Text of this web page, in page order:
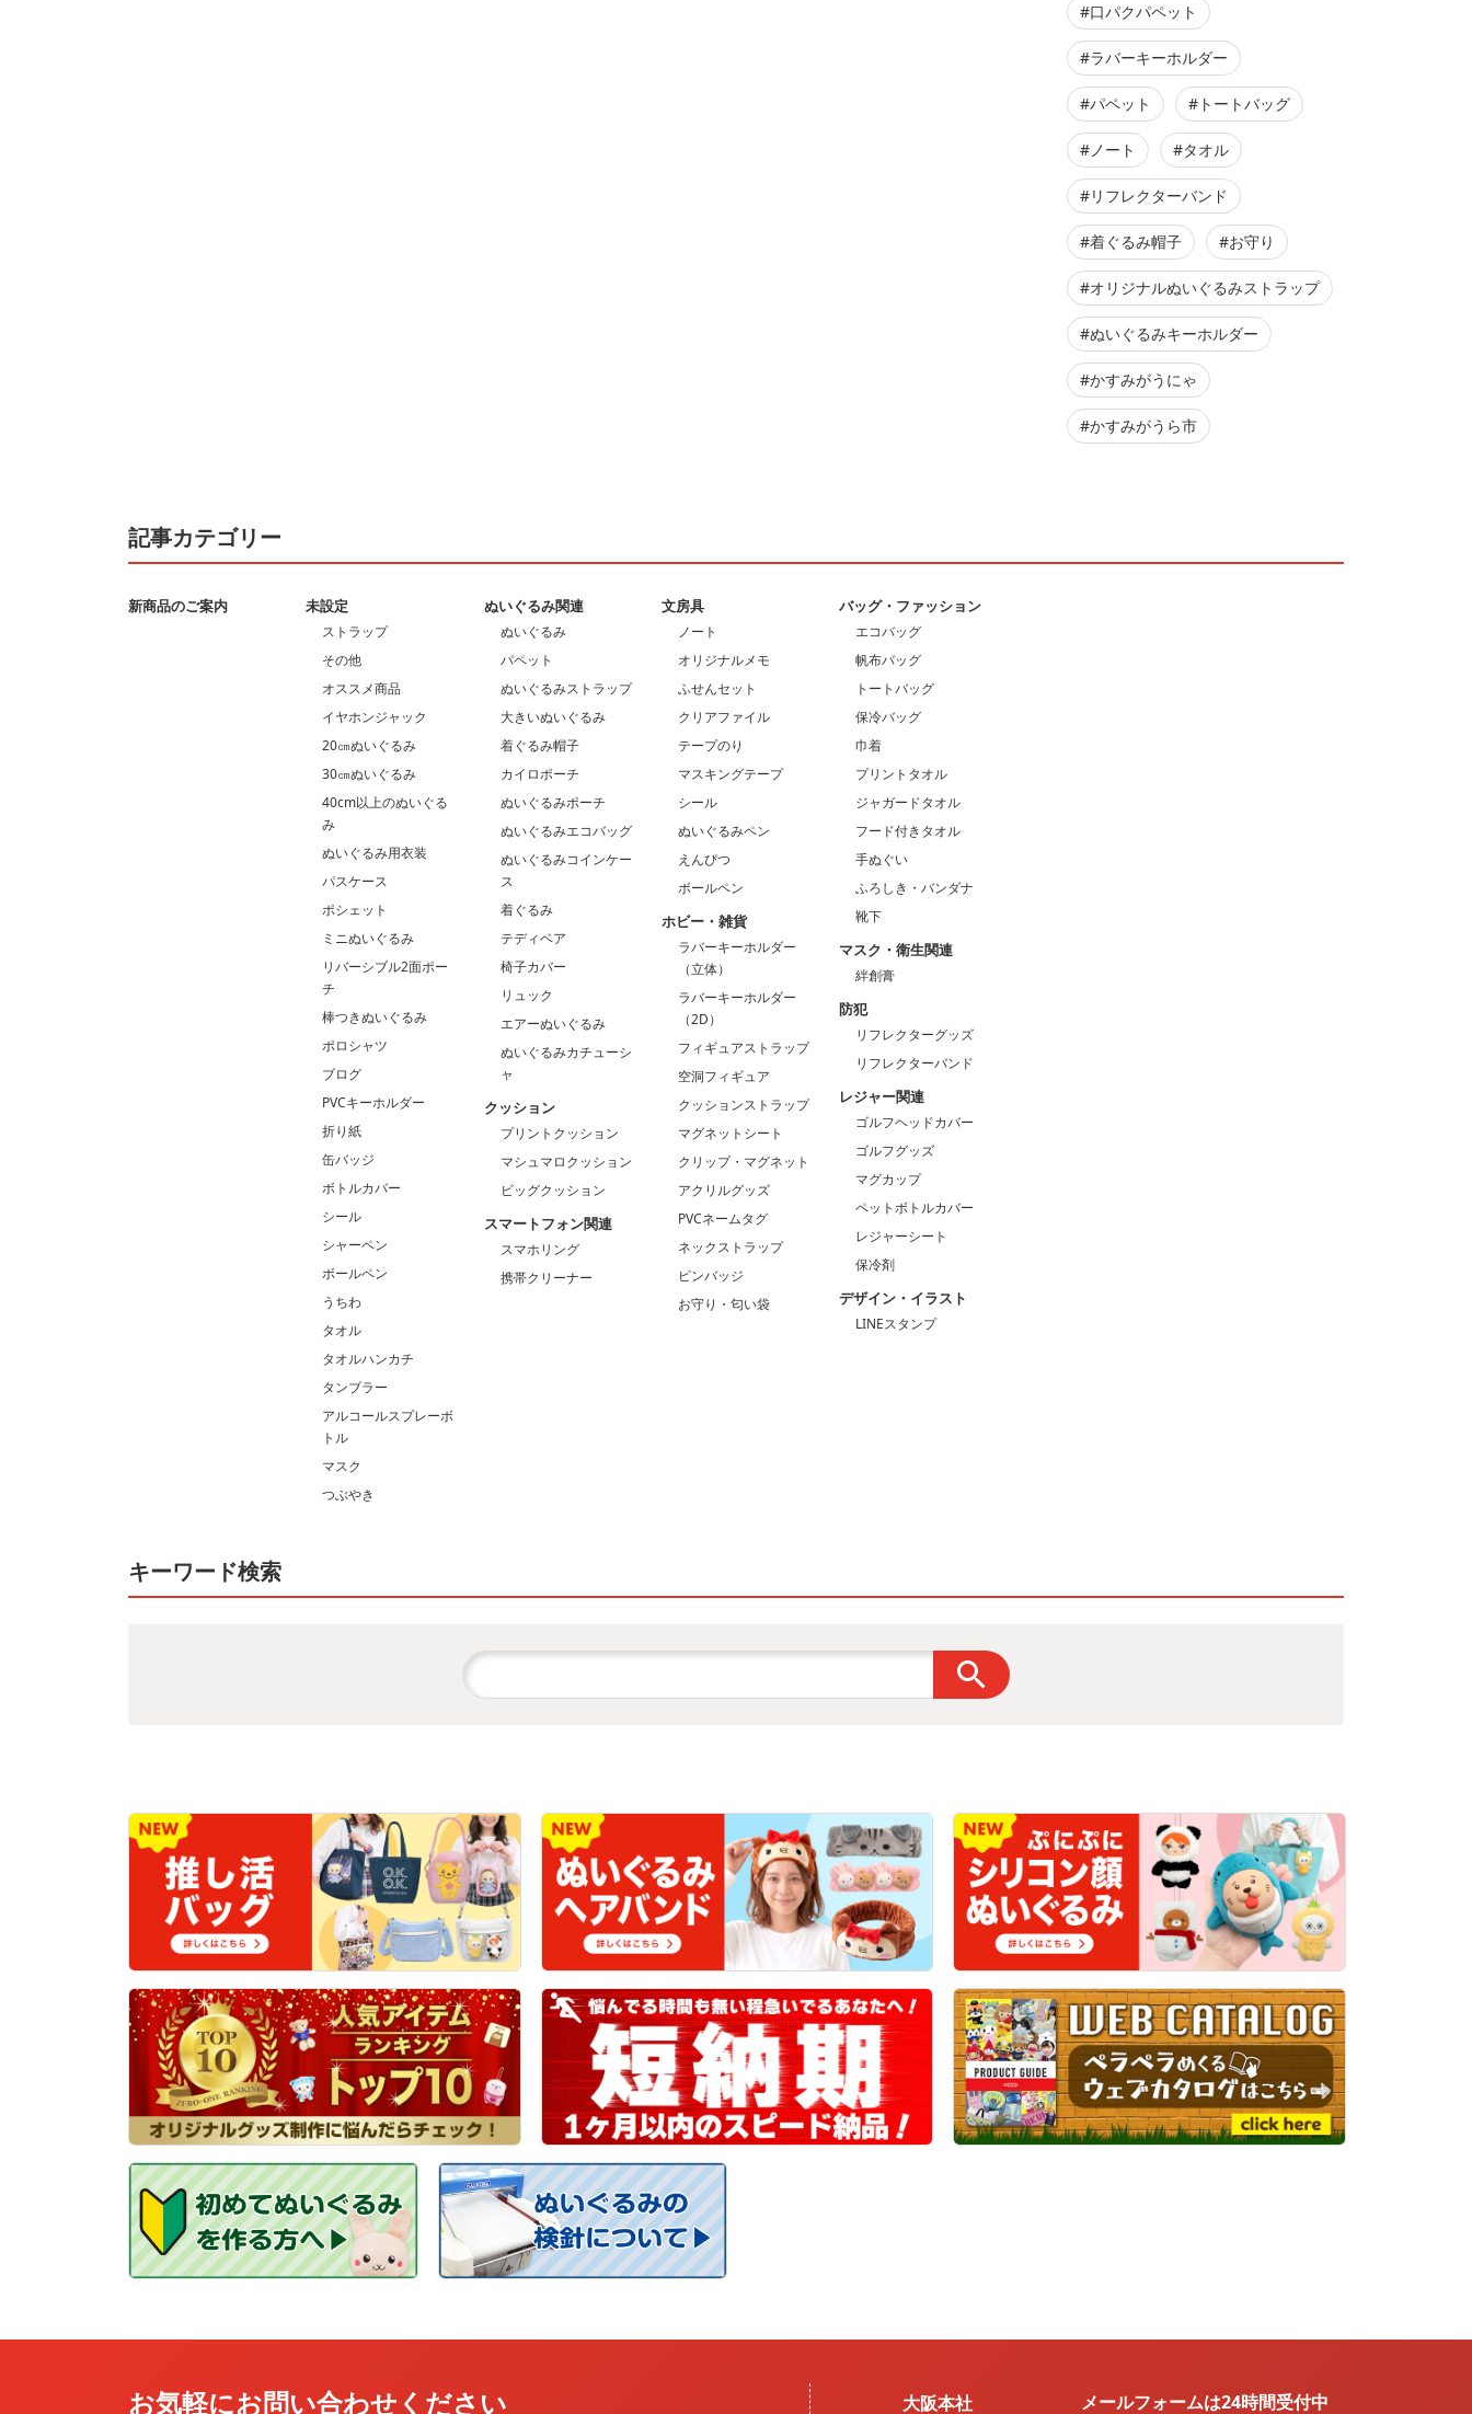
#口パクパペット
#ラバーキーホルダー
#パペット #トートバッグ
#ノート #タオル
#リフレクターバンド
#着ぐるみ帽子 #お守り
#オリジナルぬいぐるみストラップ
#ぬいぐるみキーホルダー
#かすみがうにゃ
#かすみがうら市
記事カテゴリー
新商品のご案内 未設定
ストラップ
その他
オススメ商品
イヤホンジャック
20㎝ぬいぐるみ
30㎝ぬいぐるみ
40cm以上のぬいぐる
み
ぬいぐるみ用衣装
パスケース
ポシェット
ミニぬいぐるみ
リバーシブル2面ポー
チ
棒つきぬいぐるみ
ポロシャツ
ブログ
PVCキーホルダー
折り紙
缶バッジ
ボトルカバー
シール
シャーペン
ボールペン
うちわ
タオル
タオルハンカチ
タンブラー
アルコールスプレーボ
トル
マスク
つぶやき
ぬいぐるみ関連
ぬいぐるみ
パペット
ぬいぐるみストラップ
大きいぬいぐるみ
着ぐるみ帽子
カイロポーチ
ぬいぐるみポーチ
ぬいぐるみエコバッグ
ぬいぐるみコインケー
ス
着ぐるみ
テディベア
椅子カバー
リュック
エアーぬいぐるみ
ぬいぐるみカチューシ
ャ
クッション
プリントクッション
マシュマロクッション
ビッグクッション
スマートフォン関連
スマホリング
携帯クリーナー
文房具
ノート
オリジナルメモ
ふせんセット
クリアファイル
テープのり
マスキングテープ
シール
ぬいぐるみペン
えんぴつ
ボールペン
ホビー・雑貨
ラバーキーホルダー
（立体）
ラバーキーホルダー
（2D）
フィギュアストラップ
空洞フィギュア
クッションストラップ
マグネットシート
クリップ・マグネット
アクリルグッズ
PVCネームタグ
ネックストラップ
ピンバッジ
お守り・匂い袋
バッグ・ファッション
エコバッグ
帆布バッグ
トートバッグ
保冷バッグ
巾着
プリントタオル
ジャガードタオル
フード付きタオル
手ぬぐい
ふろしき・バンダナ
靴下
マスク・衛生関連
絆創膏
防犯
リフレクターグッズ
リフレクターバンド
レジャー関連
ゴルフヘッドカバー
ゴルフグッズ
マグカップ
ペットボトルカバー
レジャーシート
保冷剤
デザイン・イラスト
LINEスタンプ
キーワード検索
お気軽にお問い合わせください 大阪本社 メールフォームは24時間受付中